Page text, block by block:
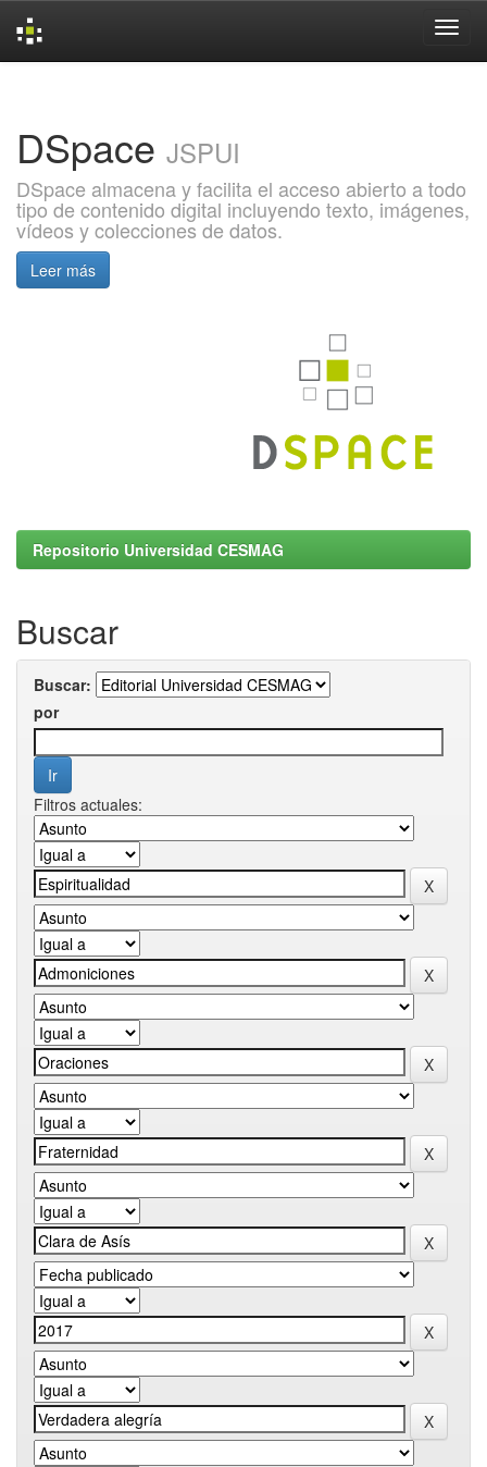
DSpace JSPUI
DSpace almacena y facilita el acceso abierto a todo
tipo de contenido digital incluyendo texto, imágenes,
vídeos y colecciones de datos.
Leer más
Repositorio Universidad CESMAG
Buscar
Buscar:
por
Filtros actuales: